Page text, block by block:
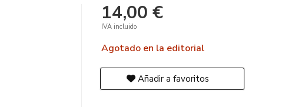
14,00 €
IVA incluido
Agotado en la editorial
Añadir a favoritos